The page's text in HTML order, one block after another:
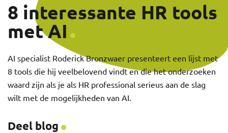
8 interessante HR tools
met AI
AI specialist Roderick Bronzwaer presenteert een lijst met
8 tools die hij veelbelovend vindt en die het onderzoeken
waard zijn als je als HR professional serieus aan de slag
wilt met de mogelijkheden van AI.
Deel blog